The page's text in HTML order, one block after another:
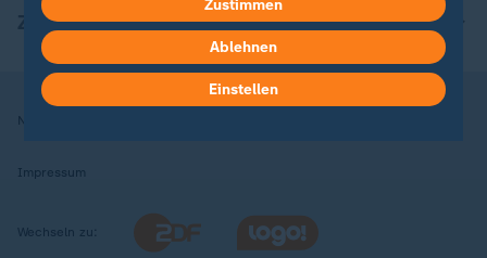
ZDFheute Apps
Nutzungsbedingungen
Impressum
Wechseln zu:
in deinen Einstellungen widerrufen oder ändern.
Hier findest du das Impressum.
Weitere Informationen findest du in unserer
Zustimmen
Ablehnen
Einstellen